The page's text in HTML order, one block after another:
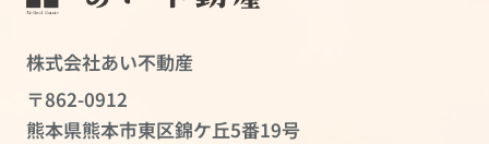
株式会社あい不動産
〒862-0912
熊本県熊本市東区錦ケ丘5番19号